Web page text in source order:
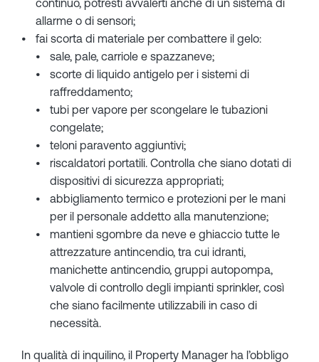
continuo, potresti avvalerti anche di un sistema di
allarme o di sensori;
fai scorta di materiale per combattere il gelo:
sale, pale, carriole e spazzaneve;
scorte di liquido antigelo per i sistemi di
raffreddamento;
tubi per vapore per scongelare le tubazioni
congelate;
teloni paravento aggiuntivi;
riscaldatori portatili. Controlla che siano dotati di
dispositivi di sicurezza appropriati;
abbigliamento termico e protezioni per le mani
per il personale addetto alla manutenzione;
mantieni sgombre da neve e ghiaccio tutte le
attrezzature antincendio, tra cui idranti,
manichette antincendio, gruppi autopompa,
valvole di controllo degli impianti sprinkler, così
che siano facilmente utilizzabili in caso di
necessità.
In qualità di inquilino, il Property Manager ha l’obbligo